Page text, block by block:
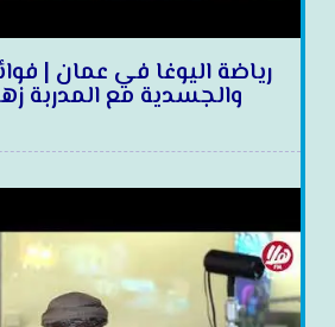
رياضة اليوغا في عمان |
والجسدية مع المدربة